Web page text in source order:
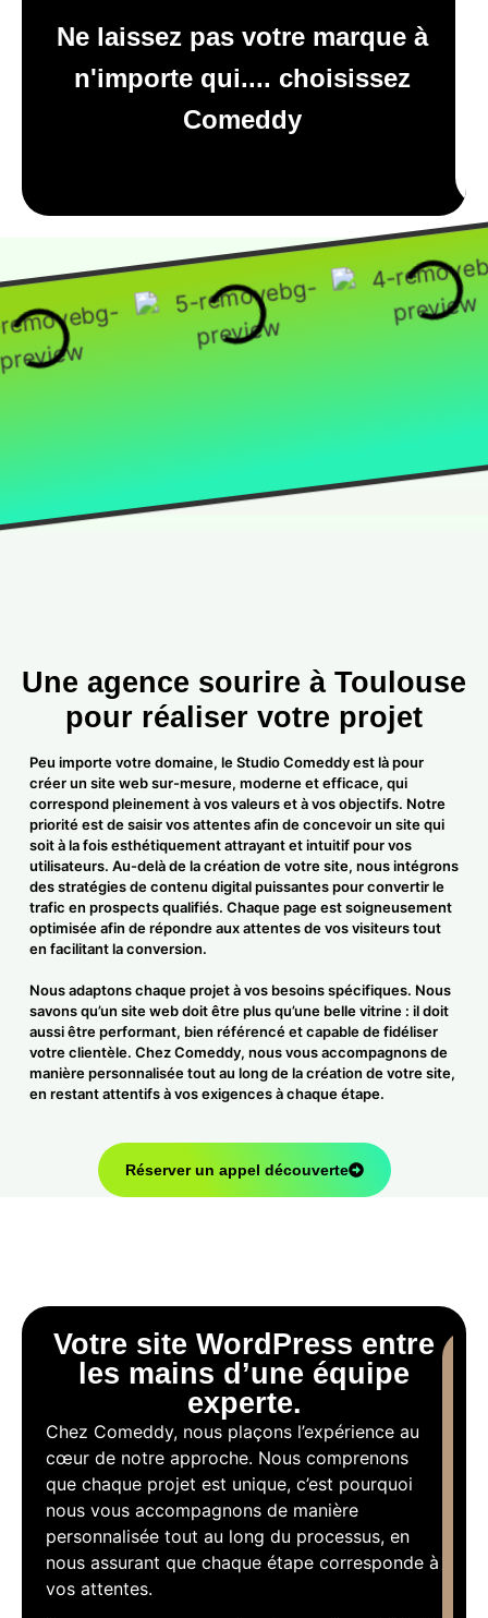
Ne laissez pas votre marque à
n'importe qui.... choisissez
Comeddy
Une agence sourire à Toulouse
pour réaliser votre projet
Peu importe votre domaine, le Studio Comeddy est là pour
créer un site web sur-mesure, moderne et efficace, qui
correspond pleinement à vos valeurs et à vos objectifs. Notre
priorité est de saisir vos attentes afin de concevoir un site qui
soit à la fois esthétiquement attrayant et intuitif pour vos
utilisateurs. Au-delà de la création de votre site, nous intégrons
des stratégies de contenu digital puissantes pour convertir le
trafic en prospects qualifiés. Chaque page est soigneusement
optimisée afin de répondre aux attentes de vos visiteurs tout
en facilitant la conversion.
Nous adaptons chaque projet à vos besoins spécifiques. Nous
savons qu’un site web doit être plus qu’une belle vitrine : il doit
aussi être performant, bien référencé et capable de fidéliser
votre clientèle. Chez Comeddy, nous vous accompagnons de
manière personnalisée tout au long de la création de votre site,
en restant attentifs à vos exigences à chaque étape.
Réserver un appel découverte
Votre site WordPress entre
les mains d’une équipe
experte.
Chez Comeddy, nous plaçons l’expérience au
cœur de notre approche. Nous comprenons
que chaque projet est unique, c’est pourquoi
nous vous accompagnons de manière
personnalisée tout au long du processus, en
nous assurant que chaque étape corresponde à
vos attentes.